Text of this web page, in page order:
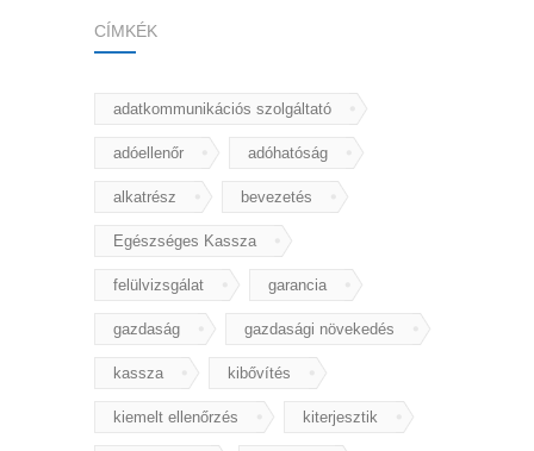
CÍMKÉK
adatkommunikációs szolgáltató
adóellenőr adóhatóság
alkatrész bevezetés
Egészséges Kassza
felülvizsgálat garancia
gazdaság gazdasági növekedés
kassza kibővítés
kiemelt ellenőrzés kiterjesztik